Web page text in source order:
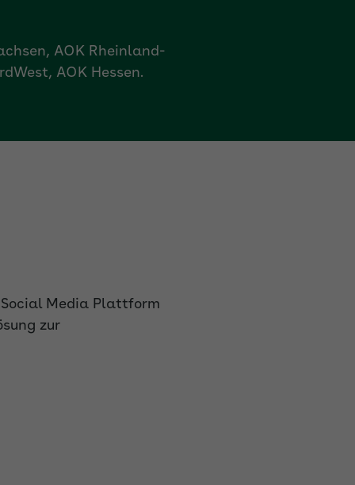
AOK Rheinland-
AOK Hessen.
Media Plattform
zur